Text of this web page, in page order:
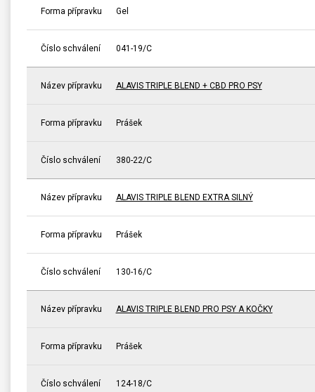
Forma přípravku Gel
Číslo schválení 041-19/C
Název přípravku ALAVIS TRIPLE BLEND + CBD PRO PSY
Forma přípravku Prášek
Číslo schválení 380-22/C
Název přípravku ALAVIS TRIPLE BLEND EXTRA SILNÝ
Forma přípravku Prášek
Číslo schválení 130-16/C
Název přípravku ALAVIS TRIPLE BLEND PRO PSY A KOČKY
Forma přípravku Prášek
Číslo schválení 124-18/C